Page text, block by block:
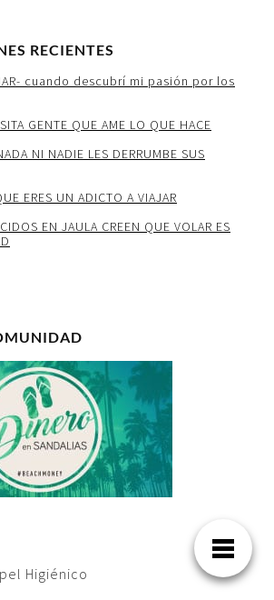
RECIENTES
cuando descubrí mi pasión por los
GENTE QUE AME LO QUE HACE
NI NADIE LES DERRUMBE SUS
ERES UN ADICTO A VIAJAR
EN JAULA CREEN QUE VOLAR ES
Higiénico